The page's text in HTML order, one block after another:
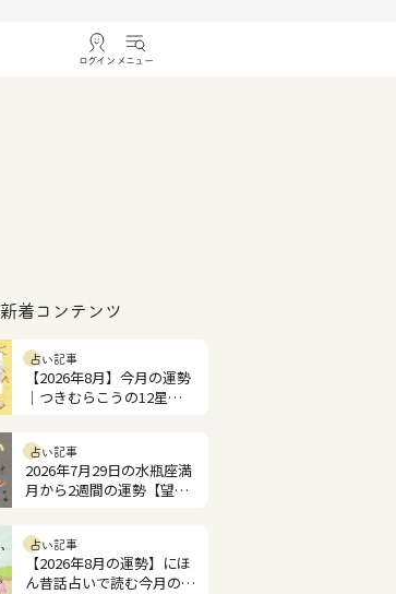
ログイン メニュー
新着コンテンツ
占い記事
【2026年8月】今月の運勢
｜つきむらこうの12星座
占い記事
2026年7月29日の水瓶座満
月から2週間の運勢【望月
占い記事
【2026年8月の運勢】にほ
ん昔話占いで読む今月の占